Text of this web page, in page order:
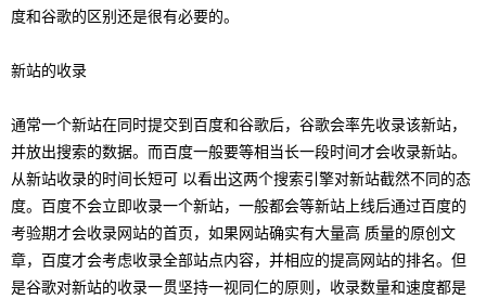
度和谷歌的区别还是很有必要的。
新站的收录
通常一个新站在同时提交到百度和谷歌后，谷歌会率先收录该新站，
并放出搜索的数据。而百度一般要等相当长一段时间才会收录新站。
从新站收录的时间长短可 以看出这两个搜索引擎对新站截然不同的态
度。百度不会立即收录一个新站，一般都会等新站上线后通过百度的
考验期才会收录网站的首页，如果网站确实有大量高 质量的原创文
章，百度才会考虑收录全部站点内容，并相应的提高网站的排名。但
是谷歌对新站的收录一贯坚持一视同仁的原则，收录数量和速度都是